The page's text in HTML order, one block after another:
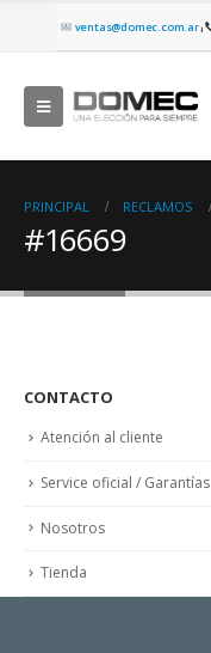
ventas@domec.com.ar|
PRINCIPAL RECLAMOS
#16669
CONTACTO
Atención al cliente
Service oficial / Garantías
Nosotros
Tienda